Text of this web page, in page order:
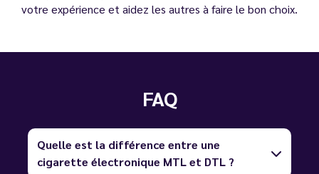
votre expérience et aidez les autres à faire le bon choix.
FAQ
Quelle est la différence entre une
cigarette électronique MTL et DTL ?